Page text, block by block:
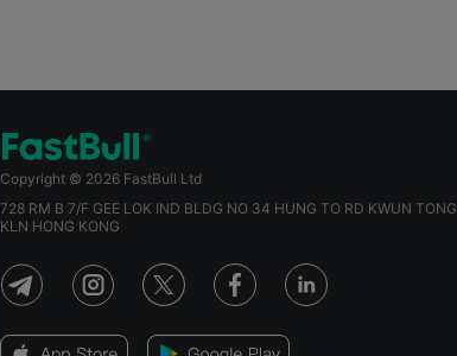
Copyright © 2026 FastBull Ltd
728 RM B 7/F GEE LOK IND BLDG NO 34 HUNG TO RD KWUN TONG
KLN HONG KONG